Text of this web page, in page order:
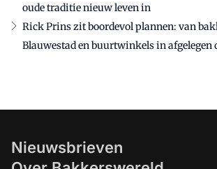
oude traditie nieuw leven in
Rick Prins zit boordevol plannen: van
Blauwestad en buurtwinkels in afgelegen
Nieuwsbrieven